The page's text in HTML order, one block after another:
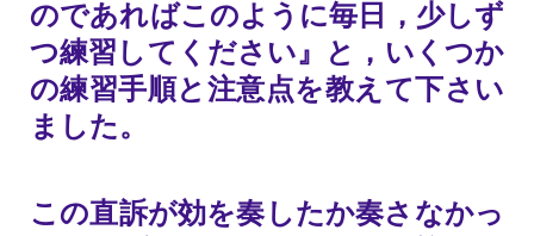
のであればこのように毎日，少しず
つ練習してください』と，いくつか
の練習手順と注意点を教えて下さい
ました。
この直訴が効を奏したか奏さなかっ